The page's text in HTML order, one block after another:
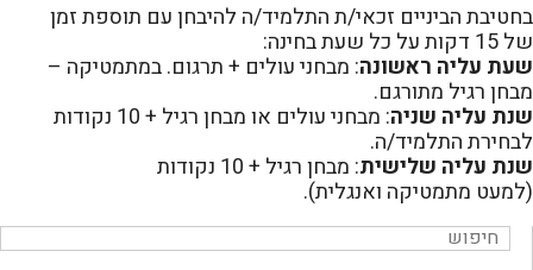
בחטיבת הביניים זכאי/ת התלמיד/ה להיבחן עם תוספת זמן
של 15 דקות על כל שעת בחינה:
שעת עליה ראשונה: מבחני עולים + תרגום. במתמטיקה –
מבחן רגיל מתורגם.
שנת עליה שניה : מבחני עולים או מבחן רגיל + 10 נקודות
לבחירת התלמיד/ה.
שנת עליה שלישית: מבחן רגיל + 10 נקודות
(למעט מתמטיקה ואנגלית).